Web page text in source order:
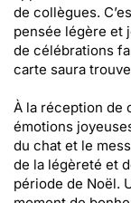
de collègues.
pensée légère et
de célébrations
carte saura
À la réception de
émotions
du chat et le
de la légèreté et
période de Noël.